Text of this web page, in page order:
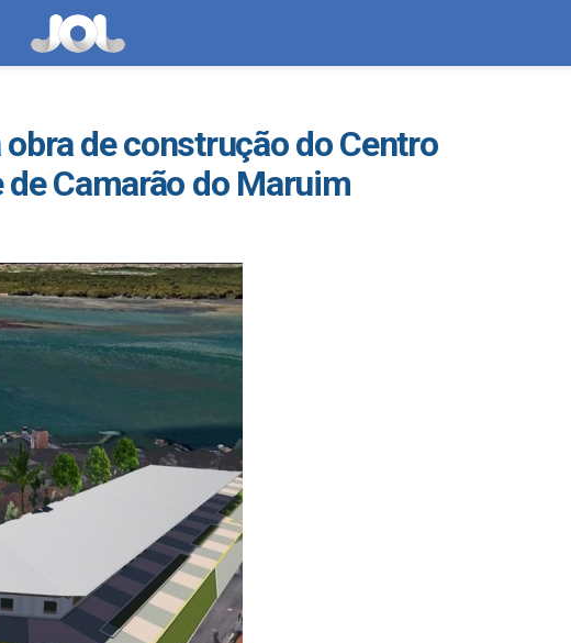
de construção do Centro
Camarão do Maruim